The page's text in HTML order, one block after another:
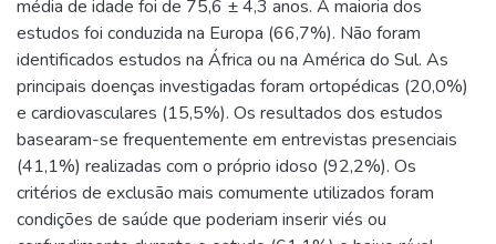
média de idade foi de 75,6 ± 4,3 anos. A maioria dos
estudos foi conduzida na Europa (66,7%). Não foram
identificados estudos na África ou na América do Sul. As
principais doenças investigadas foram ortopédicas (20,0%)
e cardiovasculares (15,5%). Os resultados dos estudos
basearam-se frequentemente em entrevistas presenciais
(41,1%) realizadas com o próprio idoso (92,2%). Os
critérios de exclusão mais comumente utilizados foram
condições de saúde que poderiam inserir viés ou